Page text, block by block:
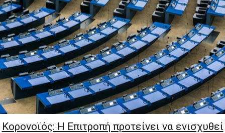
Κορονοϊός: Η Επιτροπή προτείνει να ενισχυθεί